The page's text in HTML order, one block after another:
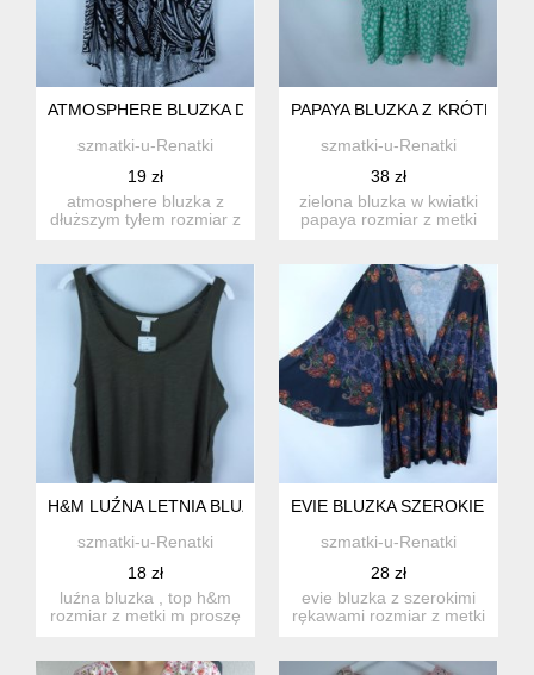
ATMOSPHERE BLUZKA DŁUŻSZY TYŁ WISKOZA 18 / 46
szmatki-u-Renatki
19 zł
atmosphere bluzka z
dłuższym tyłem rozmiar z
PAPAYA BLUZKA Z KRÓTKIMI
szmatki-u-Renatki
38 zł
zielona bluzka w kwiatki
papaya rozmiar z metki
H&M LUŹNA LETNIA BLUZKA TOP KHAKI / M Z METKĄ
szmatki-u-Renatki
18 zł
luźna bluzka , top h&m
rozmiar z metki m proszę
EVIE BLUZKA SZEROKIE
szmatki-u-Renatki
28 zł
evie bluzka z szerokimi
rękawami rozmiar z metki